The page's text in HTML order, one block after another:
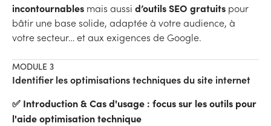
incontournables mais aussi d’outils SEO gratuits pour
bâtir une base solide, adaptée à votre audience, à
votre secteur… et aux exigences de Google.
MODULE 3
Identifier les optimisations techniques du site internet
✅ Introduction & Cas d'usage : focus sur les outils pour
l'aide optimisation technique